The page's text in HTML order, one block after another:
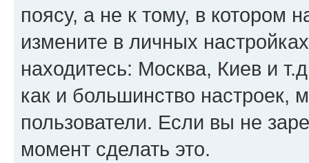
поясу, а не к тому, в котором
измените в личных
находитесь: Москва, Киев и
как и большинство настроек,
пользователи. Если вы не
момент сделать это.